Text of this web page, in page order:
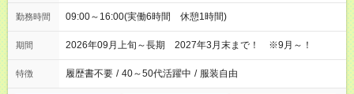
勤務時間 09:00～16:00(実働6時間 休憩1時間)
期間 2026年09月上旬～長期 2027年3月末まで！ ※9月～！
特徴 履歴書不要 / 40～50代活躍中 / 服装自由